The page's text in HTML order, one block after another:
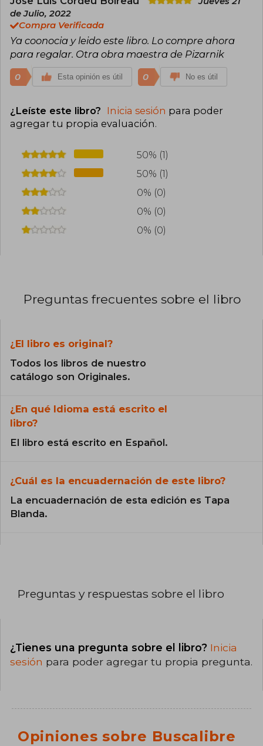
de Julio, 2022
Compra Verificada
Ya coonocia y leido este libro. Lo compre ahora
para regalar. Otra obra maestra de Pizarnik
0 Esta opinión es útil 0 No es útil
¿Leíste este libro? Inicia sesión para poder
agregar tu propia evaluación.
50% (1)
50% (1)
0% (0)
0% (0)
0% (0)
Preguntas frecuentes sobre el libro
¿El libro es original?
Todos los libros de nuestro
catálogo son Originales.
¿En qué Idioma está escrito el
libro?
El libro está escrito en Español.
¿Cuál es la encuadernación de este libro?
La encuadernación de esta edición es Tapa
Blanda.
Preguntas y respuestas sobre el libro
¿Tienes una pregunta sobre el libro? Inicia
sesión para poder agregar tu propia pregunta.
Opiniones sobre Buscalibre